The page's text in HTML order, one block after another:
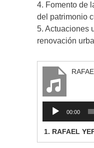
4. Fomento de
del patrimonio
5. Actuaciones
renovación
Reproductor
00:00
1. RAFAEL YEPES,